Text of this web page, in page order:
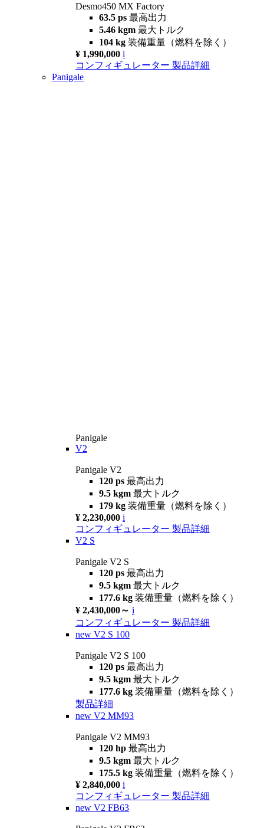
Desmo450 MX Factory
63.5 ps 最高出力
5.46 kgm 最大トルク
104 kg 装備重量（燃料を除く）
¥ 1,990,000 i
コンフィギュレーター 製品詳細
Panigale
Panigale
V2
Panigale V2
120 ps 最高出力
9.5 kgm 最大トルク
179 kg 装備重量（燃料を除く）
¥ 2,230,000 i
コンフィギュレーター 製品詳細
V2 S
Panigale V2 S
120 ps 最高出力
9.5 kgm 最大トルク
177.6 kg 装備重量（燃料を除く）
¥ 2,430,000～ i
コンフィギュレーター 製品詳細
new V2 S 100
Panigale V2 S 100
120 ps 最高出力
9.5 kgm 最大トルク
177.6 kg 装備重量（燃料を除く）
製品詳細
new V2 MM93
Panigale V2 MM93
120 hp 最高出力
9.5 kgm 最大トルク
175.5 kg 装備重量（燃料を除く）
¥ 2,840,000 i
コンフィギュレーター 製品詳細
new V2 FB63